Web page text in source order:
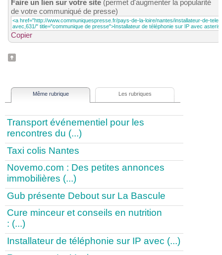
Faire un lien sur votre site (permet d'augmenter la popularité
de votre communiqué de presse)
Copier
Même rubrique Les rubriques
Transport événementiel pour les
rencontres du (...)
Taxi colis Nantes
Novemo.com : Des petites annonces
immobilières (...)
Gub présente Debout sur La Bascule
Cure minceur et conseils en nutrition
: (...)
Installateur de téléphonie sur IP avec (...)